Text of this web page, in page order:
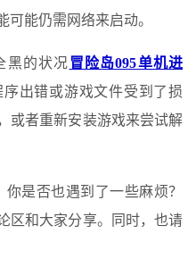
可能仍需网络来启动。
黑的状况冒险岛095单机进
出错或游戏文件受到了损
或者重新安装游戏来尝试解
是否也遇到了一些麻烦？
区和大家分享。同时，也请